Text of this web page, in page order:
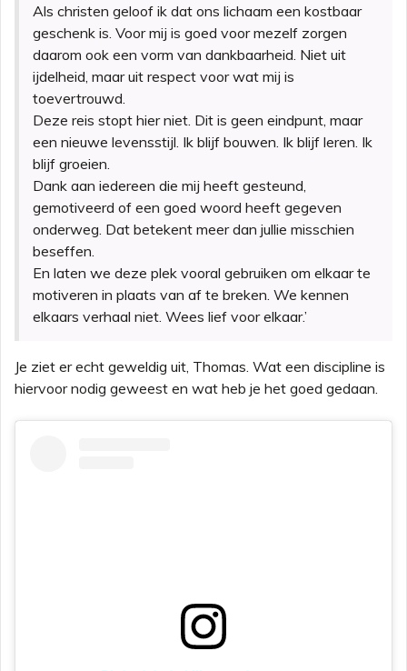
Als christen geloof ik dat ons lichaam een kostbaar
geschenk is. Voor mij is goed voor mezelf zorgen
daarom ook een vorm van dankbaarheid. Niet uit
ijdelheid, maar uit respect voor wat mij is
toevertrouwd.
Deze reis stopt hier niet. Dit is geen eindpunt, maar
een nieuwe levensstijl. Ik blijf bouwen. Ik blijf leren. Ik
blijf groeien.
Dank aan iedereen die mij heeft gesteund,
gemotiveerd of een goed woord heeft gegeven
onderweg. Dat betekent meer dan jullie misschien
beseffen.
En laten we deze plek vooral gebruiken om elkaar te
motiveren in plaats van af te breken. We kennen
elkaars verhaal niet. Wees lief voor elkaar.’
Je ziet er echt geweldig uit, Thomas. Wat een discipline is
hiervoor nodig geweest en wat heb je het goed gedaan.